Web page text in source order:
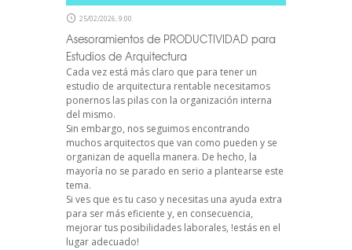
25/02/2026, 9:00
Asesoramientos de PRODUCTIVIDAD para
Estudios de Arquitectura
Cada vez está más claro que para tener un
estudio de arquitectura rentable necesitamos
ponernos las pilas con la organización interna
del mismo.
Sin embargo, nos seguimos encontrando
muchos arquitectos que van como pueden y se
organizan de aquella manera. De hecho, la
mayoría no se parado en serio a plantearse este
tema.
Si ves que es tu caso y necesitas una ayuda extra
para ser más eficiente y, en consecuencia,
mejorar tus posibilidades laborales, !estás en el
lugar adecuado!